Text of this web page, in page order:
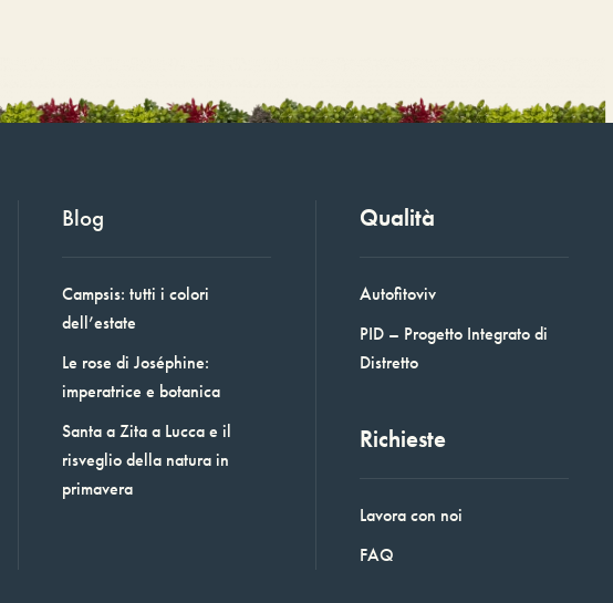
Blog
Campsis: tutti i colori
dell’estate
Le rose di Joséphine:
imperatrice e botanica
Santa a Zita a Lucca e il
risveglio della natura in
primavera
Qualità
Autofitoviv
PID – Progetto Integrato di
Distretto
Richieste
Lavora con noi
FAQ